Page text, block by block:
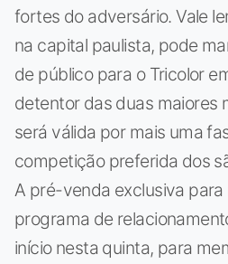
fortes do adversário. Vale
na capital paulista, pode
de público para o Tricolor
detentor das duas maiores
será válida por mais uma
competição preferida dos
A pré-venda exclusiva
programa de
início nesta quinta, para